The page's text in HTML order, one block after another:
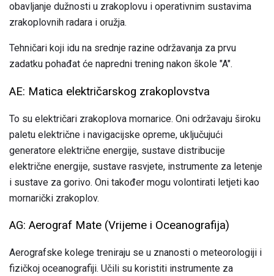
obavljanje dužnosti u zrakoplovu i operativnim sustavima
zrakoplovnih radara i oružja.
Tehničari koji idu na srednje razine održavanja za prvu
zadatku pohađat će napredni trening nakon škole "A".
AE: Matica električarskog zrakoplovstva
To su električari zrakoplova mornarice. Oni održavaju široku
paletu električne i navigacijske opreme, uključujući
generatore električne energije, sustave distribucije
električne energije, sustave rasvjete, instrumente za letenje
i sustave za gorivo. Oni također mogu volontirati letjeti kao
mornarički zrakoplov.
AG: Aerograf Mate (Vrijeme i Oceanografija)
Aerografske kolege treniraju se u znanosti o meteorologiji i
fizičkoj oceanografiji. Učili su koristiti instrumente za